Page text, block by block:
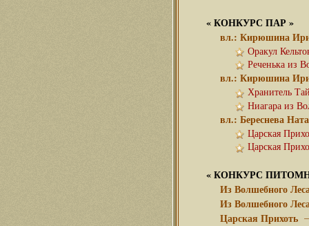
«КОНКУРС ПАР »
вл.: Кирюшина
Оракул
Реченька из
вл.: Кирюшина
Хранитель
Ниагара из
вл.: Береснева
Царская
Царская
«КОНКУРС
Из Волшебного
Из Волшебного
Царская Прихоть